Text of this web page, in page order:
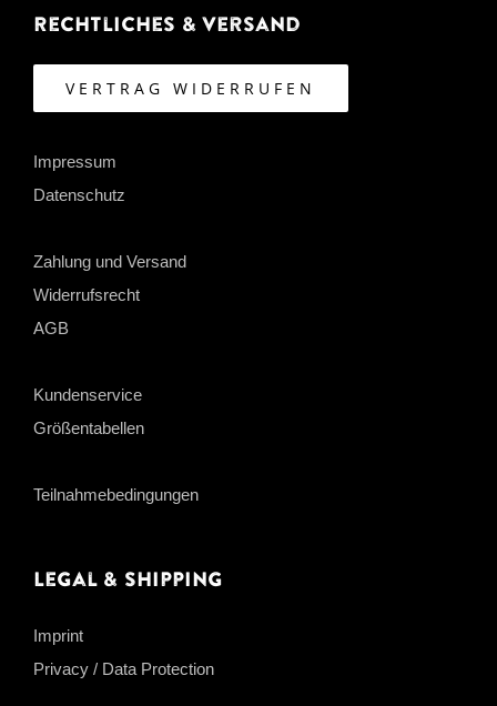
Rechtliches & Versand
VERTRAG WIDERRUFEN
Impressum
Datenschutz
Zahlung und Versand
Widerrufsrecht
AGB
Kundenservice
Größentabellen
Teilnahmebedingungen
Legal & Shipping
Imprint
Privacy / Data Protection